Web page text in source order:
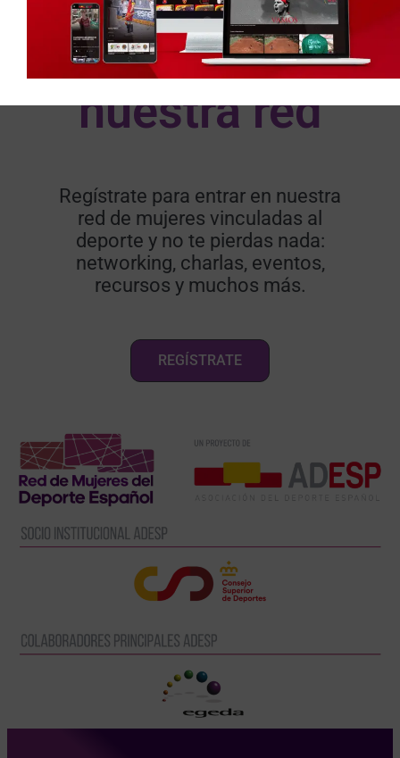
Accede a
nuestra red​
Regístrate para entrar en nuestra
red de mujeres vinculadas al
deporte y no te pierdas nada:
networking, charlas, eventos,
recursos y muchos más.
REGÍSTRATE